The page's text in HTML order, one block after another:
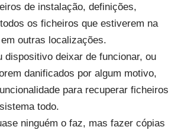
de instalação, definições,
os ficheiros que estiverem na
outras localizações.
dispositivo deixar de funcionar, ou
danificados por algum motivo,
para recuperar ficheiros
todo.
ninguém o faz, mas fazer cópias